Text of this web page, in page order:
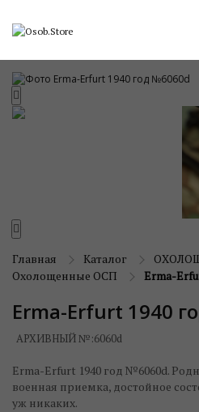
Главная Каталог
Охолощенные ОСП
Erma-
Erma-Erfurt 1940
АРХИВНЫЙ №:6060d
Erma-Erfurt 1940 год №6060d.
военная приемка, достойное
уж никаких.